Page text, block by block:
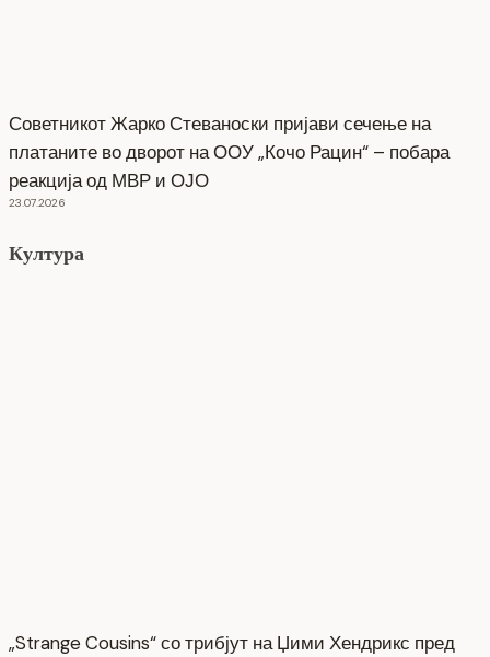
Советникот Жарко Стеваноски пријави сечење на
платаните во дворот на ООУ „Кочо Рацин“ – побара
реакција од МВР и ОЈО
23.07.2026
Култура
„Strange Cousins“ со трибјут на Џими Хендрикс пред